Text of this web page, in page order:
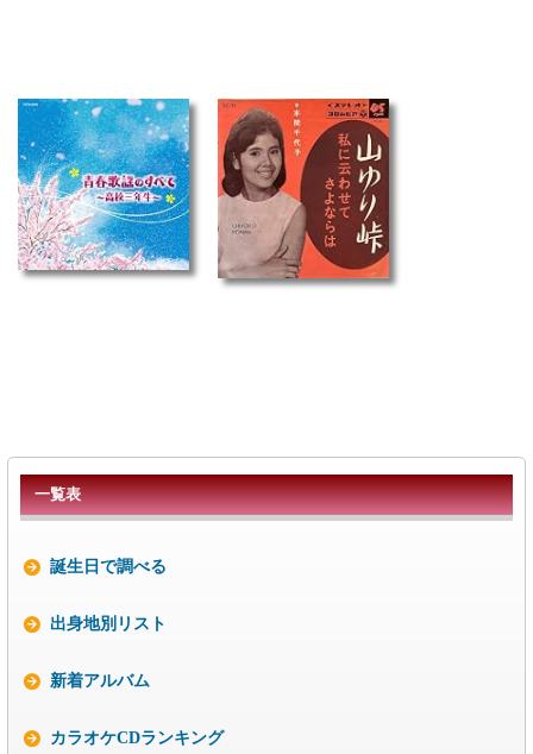
一覧表
誕生日で調べる
出身地別リスト
新着アルバム
カラオケCDランキング